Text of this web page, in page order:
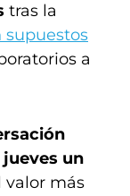
tras la
supuestos
a
un
valor más